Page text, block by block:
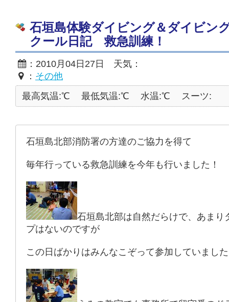
石垣島体験ダイビング＆ダイビン
クール日記 救急訓練！
：2010月04日27日 天気：
： その他
最高気温:℃
最低気温:℃ 水温:℃ スーツ:
石垣島北部消防署の方達のご協力を得て
毎年行っている救急訓練を今年も行いました！
石垣島北部は自然だらけで、あまり
プはないのですが
この日ばかりはみんなこぞって参加していました